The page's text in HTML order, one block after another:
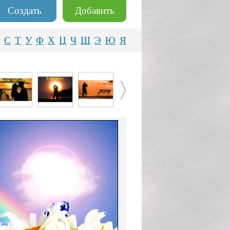
Добавить
Создать
С Т У Ф Х Ц Ч Ш Э Ю Я